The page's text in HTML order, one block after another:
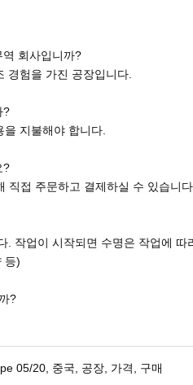
회사입니까?
경험을 가진 공장입니다.
?
지불해야 합니다.
?
직접 주문하고 결제하실 수 있습니
. 작업이 시작되면 수명은 작업에 따
등)
?
05/20, 중국, 공장, 가격, 구매